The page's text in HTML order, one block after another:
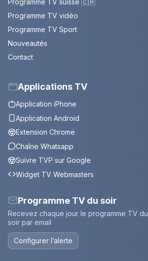
Programme TV suisse 🇨🇭
Programme TV vidéo
Programme TV Sport
Nouveautés
Contact
Applications TV
Application iPhone
Application Android
Extension Chrome
Chaîne Whatsapp
Suivre TVP sur Google
Widget TV Webmasters
Programme TV du soir
Recevez chaque jour le programme TV du
soir par email
Configurer l’alerte